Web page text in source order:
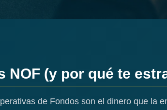
NOF (y por qué te
de Fondos son el dinero que la